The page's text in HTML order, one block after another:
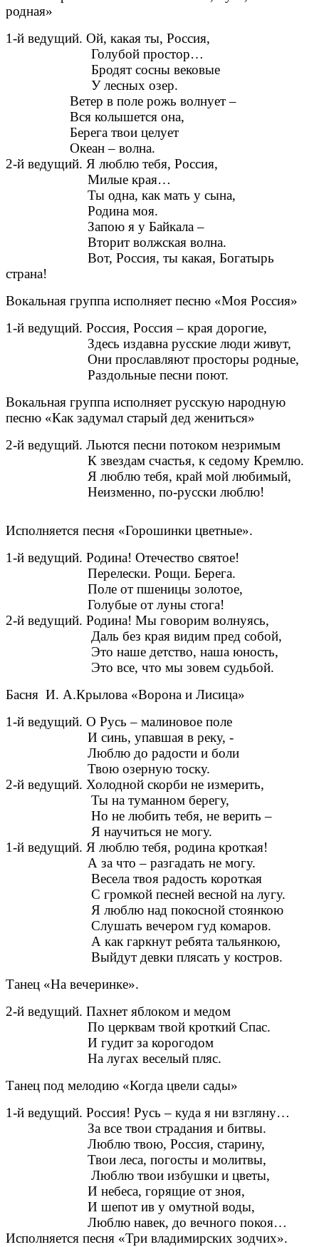
родная»
1-й ведущий. Ой, какая ты, Россия,
Голубой простор…
Бродят сосны вековые
У лесных озер.
Ветер в поле рожь волнует –
Вся колышется она,
Берега твои целует
Океан – волна.
2-й ведущий. Я люблю тебя, Россия,
Милые края…
Ты одна, как мать у сына,
Родина моя.
Запою я у Байкала –
Вторит волжская волна.
Вот, Россия, ты какая, Богатырь
страна!
Вокальная группа исполняет песню «Моя Россия»
1-й ведущий. Россия, Россия – края дорогие,
Здесь издавна русские люди живут,
Они прославляют просторы родные,
Раздольные песни поют.
Вокальная группа исполняет русскую народную
песню «Как задумал старый дед жениться»
2-й ведущий. Льются песни потоком незримым
К звездам счастья, к седому Кремлю.
Я люблю тебя, край мой любимый,
Неизменно, по-русски люблю!
Исполняется песня «Горошинки цветные».
1-й ведущий. Родина! Отечество святое!
Перелески. Рощи. Берега.
Поле от пшеницы золотое,
Голубые от луны стога!
2-й ведущий. Родина! Мы говорим волнуясь,
Даль без края видим пред собой,
Это наше детство, наша юность,
Это все, что мы зовем судьбой.
Басня И. А.Крылова «Ворона и Лисица»
1-й ведущий. О Русь – малиновое поле
И синь, упавшая в реку, -
Люблю до радости и боли
Твою озерную тоску.
2-й ведущий. Холодной скорби не измерить,
Ты на туманном берегу,
Но не любить тебя, не верить –
Я научиться не могу.
1-й ведущий. Я люблю тебя, родина кроткая!
А за что – разгадать не могу.
Весела твоя радость короткая
С громкой песней весной на лугу.
Я люблю над покосной стоянкою
Слушать вечером гуд комаров.
А как гаркнут ребята тальянкою,
Выйдут девки плясать у костров.
Танец «На вечеринке».
2-й ведущий. Пахнет яблоком и медом
По церквам твой кроткий Спас.
И гудит за корогодом
На лугах веселый пляс.
Танец под мелодию «Когда цвели сады»
1-й ведущий. Россия! Русь – куда я ни взгляну…
За все твои страдания и битвы.
Люблю твою, Россия, старину,
Твои леса, погосты и молитвы,
Люблю твои избушки и цветы,
И небеса, горящие от зноя,
И шепот ив у омутной воды,
Люблю навек, до вечного покоя…
Исполняется песня «Три владимирских зодчих».